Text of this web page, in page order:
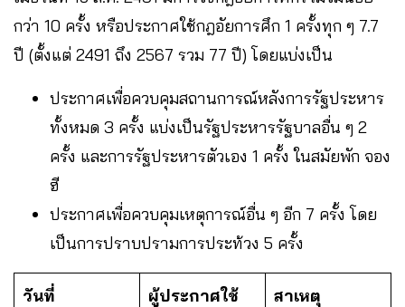
กว่า 10 ครั้ง หรือประกาศใช้กฎอัยการศึก 1 ครั้งทุก ๆ 7.7
ปี (ตั้งแต่ 2491 ถึง 2567 รวม 77 ปี) โดยแบ่งเป็น
ประกาศเพื่อควบคุมสถานการณ์หลังการรัฐประหาร
ทั้งหมด 3 ครั้ง แบ่งเป็นรัฐประหารรัฐบาลอื่น ๆ 2
ครั้ง และการรัฐประหารตัวเอง 1 ครั้ง ในสมัยพัก จอง
ฮี
ประกาศเพื่อควบคุมเหตุการณ์อื่น ๆ อีก 7 ครั้ง โดย
เป็นการปราบปรามการประท้วง 5 ครั้ง
วันที่ ผู้ประกาศใช้ สาเหตุ